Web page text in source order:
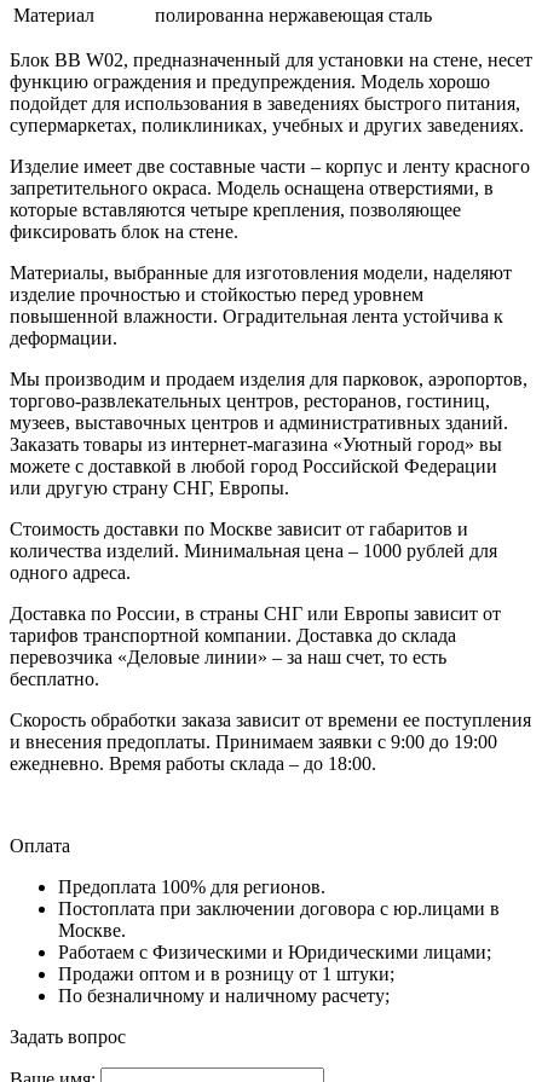
Материал
полированна нержавеющая сталь
Блок BB W02, предназначенный для установки на стене, несет
функцию ограждения и предупреждения. Модель хорошо
подойдет для использования в заведениях быстрого питания,
супермаркетах, поликлиниках, учебных и других заведениях.
Изделие имеет две составные части – корпус и ленту красного
запретительного окраса. Модель оснащена отверстиями, в
которые вставляются четыре крепления, позволяющее
фиксировать блок на стене.
Материалы, выбранные для изготовления модели, наделяют
изделие прочностью и стойкостью перед уровнем
повышенной влажности. Оградительная лента устойчива к
деформации.
Мы производим и продаем изделия для парковок, аэропортов,
торгово-развлекательных центров, ресторанов, гостиниц,
музеев, выставочных центров и административных зданий.
Заказать товары из интернет-магазина «Уютный город» вы
можете с доставкой в любой город Российской Федерации
или другую страну СНГ, Европы.
Стоимость доставки по Москве зависит от габаритов и
количества изделий. Минимальная цена – 1000 рублей для
одного адреса.
Доставка по России, в страны СНГ или Европы зависит от
тарифов транспортной компании. Доставка до склада
перевозчика «Деловые линии» – за наш счет, то есть
бесплатно.
Скорость обработки заказа зависит от времени ее поступления
и внесения предоплаты. Принимаем заявки с 9:00 до 19:00
ежедневно. Время работы склада – до 18:00.
Оплата
Предоплата 100% для регионов.
Постоплата при заключении договора с юр.лицами в
Москве.
Работаем с Физическими и Юридическими лицами;
Продажи оптом и в розницу от 1 штуки;
По безналичному и наличному расчету;
Задать вопрос